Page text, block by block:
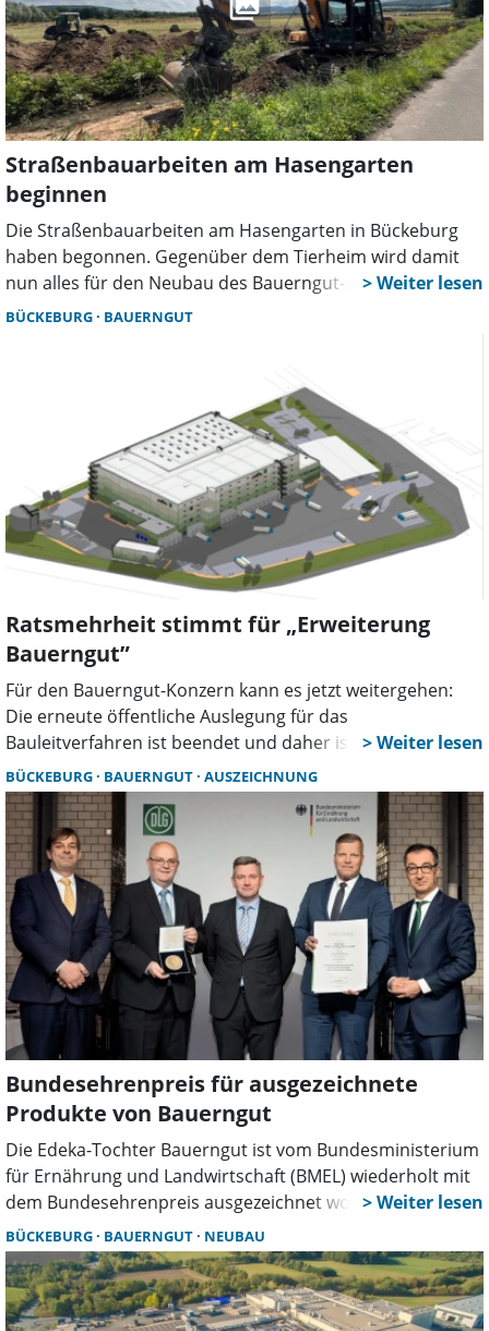
Straßenbauarbeiten am Hasengarten
beginnen
Die Straßenbauarbeiten am Hasengarten in Bückeburg
haben begonnen. Gegenüber dem Tierheim wird damit
nun alles für den Neubau des Bauerngut-
Logistikzentrums vorbereitet. Diese Bauarbeiten sollen
ist es, die Verkehrssituation im Umfeld des neuen
Logistikzentrums durch eine neue Abbiegespur auf das
Grundstück zu entlasten. Die geplanten Zufahrten zum
neuen Bauerngut-Logistikzentrum umfassen eine PKW-
Ausfahrt und eine Hauptzufahrt.
BÜCKEBURG BAUERNGUT
Ratsmehrheit stimmt für „Erweiterung
Bauerngut”
Für den Bauerngut-Konzern kann es jetzt weitergehen:
Die erneute öffentliche Auslegung für das
Bauleitverfahren ist beendet und daher ist der Rat der
Stadt Bückeburg zur endgültigen Abstimmung für den
Neubau eines Logistikzentrums des einheimischen
Fleischverarbeiters Bauerngut gekommen.
BÜCKEBURG BAUERNGUT AUSZEICHNUNG
Bundesehrenpreis für ausgezeichnete
Produkte von Bauerngut
Die Edeka-Tochter Bauerngut ist vom Bundesministerium
für Ernährung und Landwirtschaft (BMEL) wiederholt mit
dem Bundesehrenpreis ausgezeichnet worden. Dieser
Preis steht für die höchste Qualitätsauszeichnung der
deutschen Ernährungswirtschaft und wird Unternehmen
für die konstant hohe und regelmäßig ausgezeichnete
Qualität der Produkte verliehen. Allein in diesem Jahr
BÜCKEBURG BAUERNGUT NEUBAU